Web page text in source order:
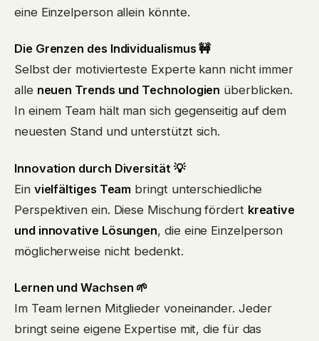
eine Einzelperson allein könnte.
Die Grenzen des Individualismus 🚧
Selbst der motivierteste Experte kann nicht immer
alle neuen Trends und Technologien überblicken.
In einem Team hält man sich gegenseitig auf dem
neuesten Stand und unterstützt sich.
Innovation durch Diversität 💡
Ein vielfältiges Team bringt unterschiedliche
Perspektiven ein. Diese Mischung fördert kreative
und innovative Lösungen, die eine Einzelperson
möglicherweise nicht bedenkt.
Lernen und Wachsen 🌱
Im Team lernen Mitglieder voneinander. Jeder
bringt seine eigene Expertise mit, die für das